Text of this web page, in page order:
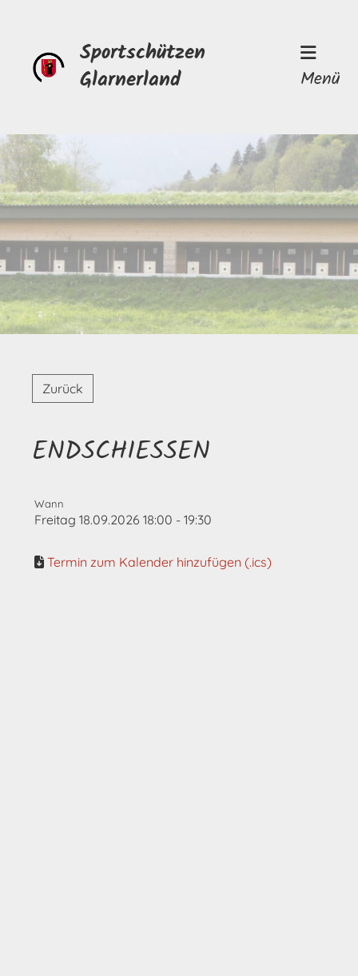
Sportschützen
Glarnerland
Menü
Zurück
ENDSCHIESSEN
Wann
Freitag 18.09.2026 18:00 - 19:30
Termin zum Kalender hinzufügen (.ics)